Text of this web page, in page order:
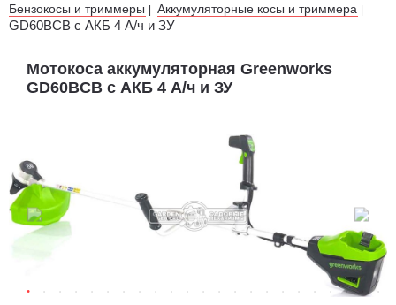
Бензокосы и триммеры | Аккумуляторные косы и триммера |
GD60BCB с АКБ 4 А/ч и ЗУ
Мотокоса аккумуляторная Greenworks
GD60BCB с АКБ 4 А/ч и ЗУ